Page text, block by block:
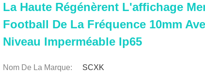
La Haute Régénèrent L'affichage
Football De La Fréquence 10mm
Niveau Imperméable Ip65
Nom De La Marque: SCXK